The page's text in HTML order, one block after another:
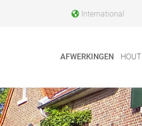
International
AFWERKINGEN HOUT